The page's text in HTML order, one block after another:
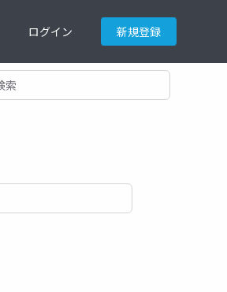
ログイン 新規登録